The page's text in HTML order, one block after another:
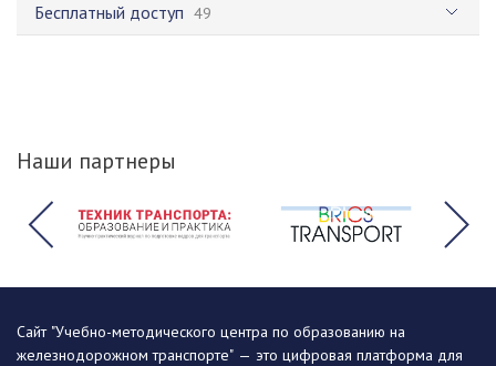
Бесплатный доступ 49
Наши партнеры
Сайт "Учебно-методического центра по образованию на
железнодорожном транспорте" — это цифровая платформа для